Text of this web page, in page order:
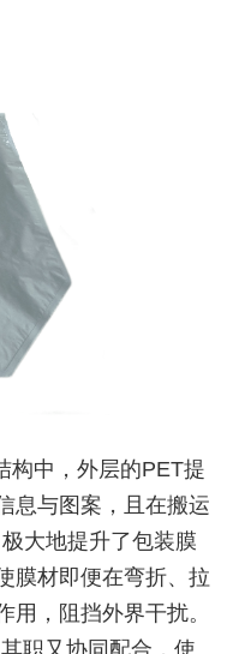
中，外层的PET提
息与图案，且在搬运
大地提升了包装膜
膜材即便在弯折、拉
，阻挡外界干扰。
职又协同配合，使